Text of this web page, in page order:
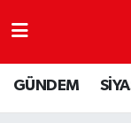
GÜNDEM
ASAYİŞ
DÜNYA
Nöbetçi
Hava